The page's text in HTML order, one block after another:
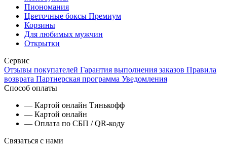
Пиономания
Цветочные боксы Премиум
Корзины
Для любимых мужчин
Открытки
Сервис
Отзывы покупателей Гарантия выполнения заказов Правила
возврата Партнерская программа Уведомления
Способ оплаты
— Картой онлайн Тинькофф
— Картой онлайн
— Оплата по СБП / QR-коду
Связаться с нами